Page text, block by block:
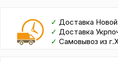
✓ Доставка
✓ Доставка
✓ Самовывоз из